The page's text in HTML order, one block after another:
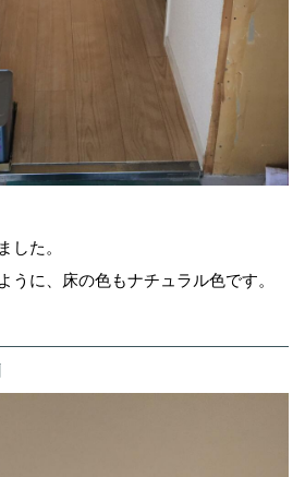
した。
うに、床の色もナチュラル色です。